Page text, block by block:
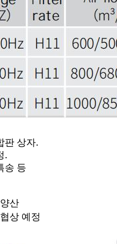
판 상자.
.
송 등
양산
협상 예정